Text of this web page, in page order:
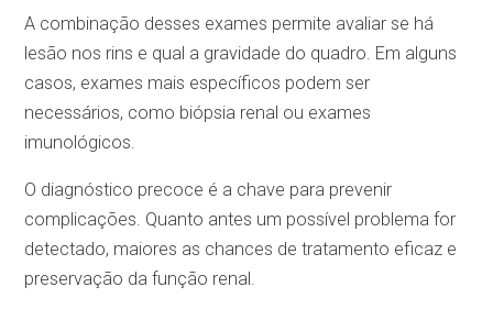
A combinação desses exames permite avaliar se há
lesão nos rins e qual a gravidade do quadro. Em alguns
casos, exames mais específicos podem ser
necessários, como biópsia renal ou exames
imunológicos.
O diagnóstico precoce é a chave para prevenir
complicações. Quanto antes um possível problema for
detectado, maiores as chances de tratamento eficaz e
preservação da função renal.